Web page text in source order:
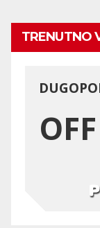
TRENUTNO